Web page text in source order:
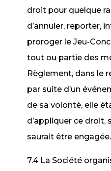
droit pour quelque
d’annuler, reporter,
proroger le Jeu-
tout ou partie des
Règlement, dans le
par suite d’un
de sa volonté, elle
d’appliquer ce droit,
saurait être engagée.
7.4 La Société